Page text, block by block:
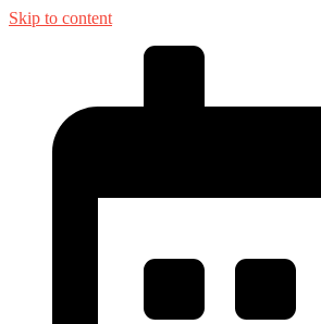
Skip to content